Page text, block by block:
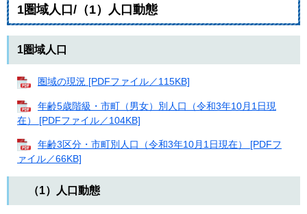
1圏域人口/（1）人口動態
1圏域人口
圏域の現況 [PDFファイル／115KB]
年齢5歳階級・市町（男女）別人口（令和3年10月1日現
在） [PDFファイル／104KB]
年齢3区分・市町別人口（令和3年10月1日現在） [PDFフ
ァイル／66KB]
（1）人口動態